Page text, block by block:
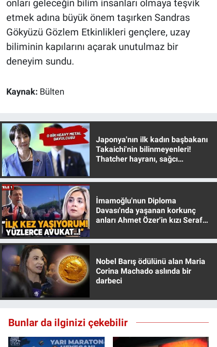
onları geleceğin bilim insanları olmaya teşvik
etmek adına büyük önem taşırken Sandras
Gökyüzü Gözlem Etkinlikleri gençlere, uzay
biliminin kapılarını açarak unutulmaz bir
deneyim sundu.
Kaynak: Bülten
Japonya'nın ilk kadın başbakanı
Takaichi'nin bilinmeyenleri!
Thatcher hayranı, sağcı
İmamoğlu'nun Diploma
Davası'nda yaşanan korkunç
anları Ahmet Özer'in kızı Seraf
Nobel Barış ödülünü alan Maria
Corina Machado aslında bir
darbeci
Bunlar da ilginizi çekebilir
Spor
Türkiye'nin Geleceği
Türkiye'nin Gündemi
Yerel Yaşam
Canlı Yayın